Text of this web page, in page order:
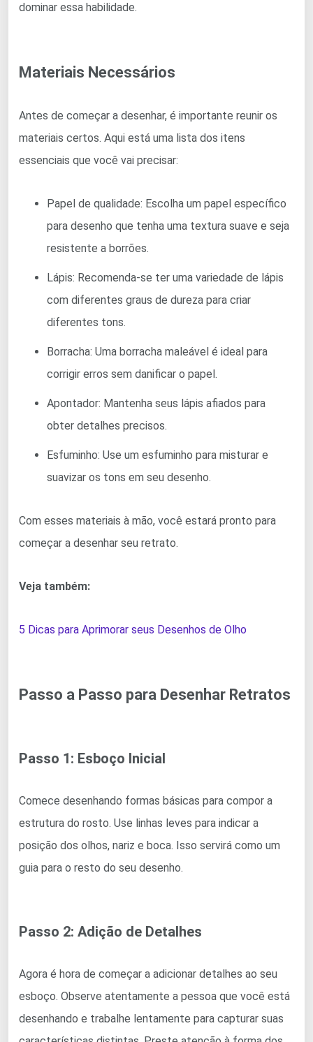
dominar essa habilidade.
Materiais Necessários
Antes de começar a desenhar, é importante reunir os
materiais certos. Aqui está uma lista dos itens
essenciais que você vai precisar:
Papel de qualidade: Escolha um papel específico
para desenho que tenha uma textura suave e seja
resistente a borrões.
Lápis: Recomenda-se ter uma variedade de lápis
com diferentes graus de dureza para criar
diferentes tons.
Borracha: Uma borracha maleável é ideal para
corrigir erros sem danificar o papel.
Apontador: Mantenha seus lápis afiados para
obter detalhes precisos.
Esfuminho: Use um esfuminho para misturar e
suavizar os tons em seu desenho.
Com esses materiais à mão, você estará pronto para
começar a desenhar seu retrato.
Veja também:
5 Dicas para Aprimorar seus Desenhos de Olho
Passo a Passo para Desenhar Retratos
Passo 1: Esboço Inicial
Comece desenhando formas básicas para compor a
estrutura do rosto. Use linhas leves para indicar a
posição dos olhos, nariz e boca. Isso servirá como um
guia para o resto do seu desenho.
Passo 2: Adição de Detalhes
Agora é hora de começar a adicionar detalhes ao seu
esboço. Observe atentamente a pessoa que você está
desenhando e trabalhe lentamente para capturar suas